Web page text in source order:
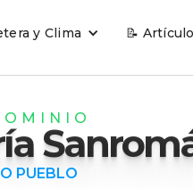
y Clima 📝
PUEBLO